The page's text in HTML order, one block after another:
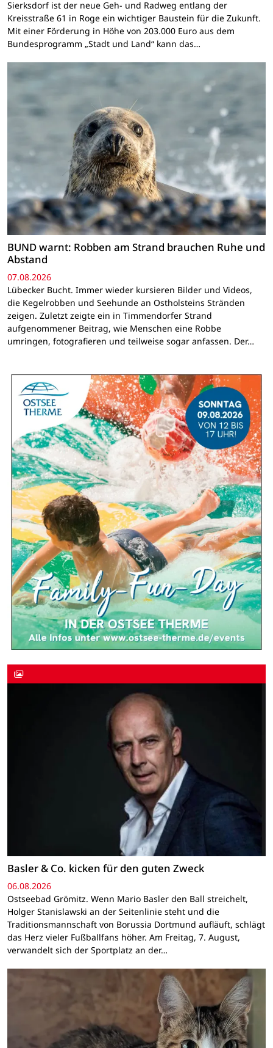
Sierksdorf ist der neue Geh- und Radweg entlang der
Kreisstraße 61 in Roge ein wichtiger Baustein für die Zukunft.
Mit einer Förderung in Höhe von 203.000 Euro aus dem
Bundesprogramm „Stadt und Land“ kann das…
BUND warnt: Robben am Strand brauchen Ruhe und
Abstand
07.08.2026
Lübecker Bucht. Immer wieder kursieren Bilder und Videos,
die Kegelrobben und Seehunde an Ostholsteins Stränden
zeigen. Zuletzt zeigte ein in Timmendorfer Strand
aufgenommener Beitrag, wie Menschen eine Robbe
umringen, fotografieren und teilweise sogar anfassen. Der…
Basler & Co. kicken für den guten Zweck
06.08.2026
Ostseebad Grömitz. Wenn Mario Basler den Ball streichelt,
Holger Stanislawski an der Seitenlinie steht und die
Traditionsmannschaft von Borussia Dortmund aufläuft, schlägt
das Herz vieler Fußballfans höher. Am Freitag, 7. August,
verwandelt sich der Sportplatz an der…